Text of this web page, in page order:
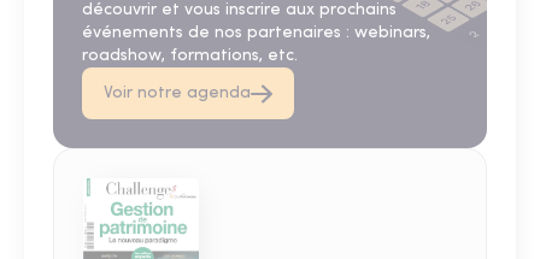
découvrir et vous inscrire aux prochains
événements de nos partenaires : webinars,
roadshow, formations, etc.
Voir notre agenda